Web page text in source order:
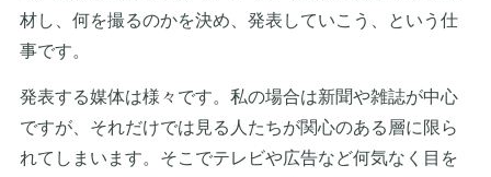
材し、何を撮るのかを決め、発表していこう、という仕
事です。
発表する媒体は様々です。私の場合は新聞や雑誌が中心
ですが、それだけでは見る人たちが関心のある層に限ら
れてしまいます。そこでテレビや広告など何気なく目を